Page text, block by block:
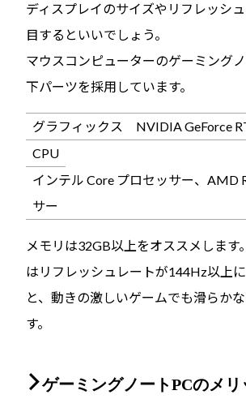
ディスプレイのサイズやリフレッシ
目するといいでしょう。
マウスコンピューターのゲーミング
下パーツを採用しています。
グラフィックス
NVIDIA GeForce
CPU
インテル Core プロセッサー、AMD
サー
メモリは32GB以上をオススメします
はリフレッシュレートが144Hz以上
と、動きの激しいゲームでも滑らか
す。
ゲーミングノートPCのメリ